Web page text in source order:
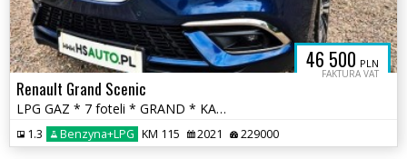
46 500 PLN
FAKTURA VAT
Renault Grand Scenic
LPG GAZ * 7 foteli * GRAND * KAMERA * nawigacja * super * okazja
1.3 Benzyna+LPG KM 115 2021 229000